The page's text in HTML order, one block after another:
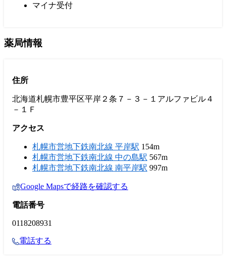
マイナ受付
薬局情報
住所
北海道札幌市豊平区平岸２条７－３－１アルファビル４
－１Ｆ
アクセス
札幌市営地下鉄南北線 平岸駅 154m
札幌市営地下鉄南北線 中の島駅 567m
札幌市営地下鉄南北線 南平岸駅 997m
Google Mapsで経路を確認する
電話番号
0118208931
電話する